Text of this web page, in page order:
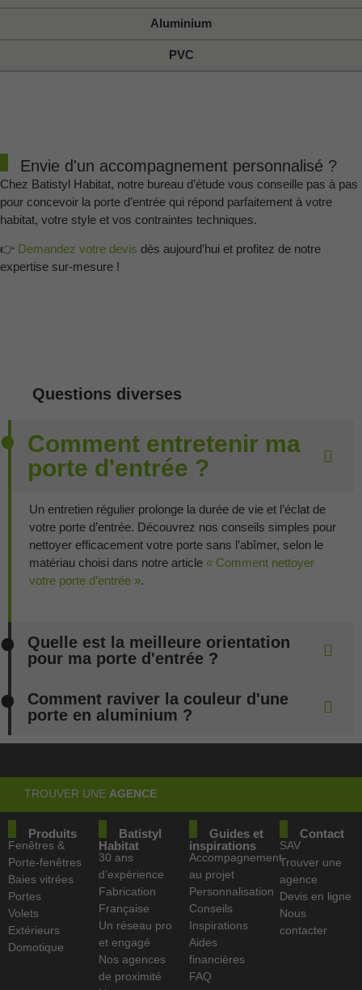
Aluminium
PVC
Envie d'un accompagnement personnalisé ?
Chez Batistyl Habitat, notre bureau d’étude vous conseille pas à pas
pour concevoir la porte d’entrée qui répond parfaitement à votre
habitat, votre style et vos contraintes techniques.
👉 Demandez votre devis dès aujourd’hui et profitez de notre
expertise sur-mesure !
Questions diverses
Comment entretenir ma
porte d'entrée ?
Un entretien régulier prolonge la durée de vie et l’éclat de
votre porte d’entrée. Découvrez nos conseils simples pour
nettoyer efficacement votre porte sans l’abîmer, selon le
matériau choisi dans notre article « Comment nettoyer
votre porte d’entrée ».
Quelle est la meilleure orientation
pour ma porte d'entrée ?
Comment raviver la couleur d'une
porte en aluminium ?
TROUVER UNE AGENCE
Produits
Fenêtres &
Porte-fenêtres
Baies vitrées
Portes
Volets
Extérieurs
Domotique
Batistyl
Habitat
30 ans
d’expérience
Fabrication
Française
Un réseau pro
et engagé
Nos agences
de proximité
Guides et
inspirations
Accompagnement
au projet
Personnalisation
Conseils
Inspirations
Aides
financières
FAQ
Contact
SAV
Trouver une
agence
Devis en ligne
Nous
contacter